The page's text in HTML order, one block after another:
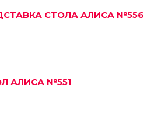
СТОЛА АЛИСА №556
АЛИСА №551